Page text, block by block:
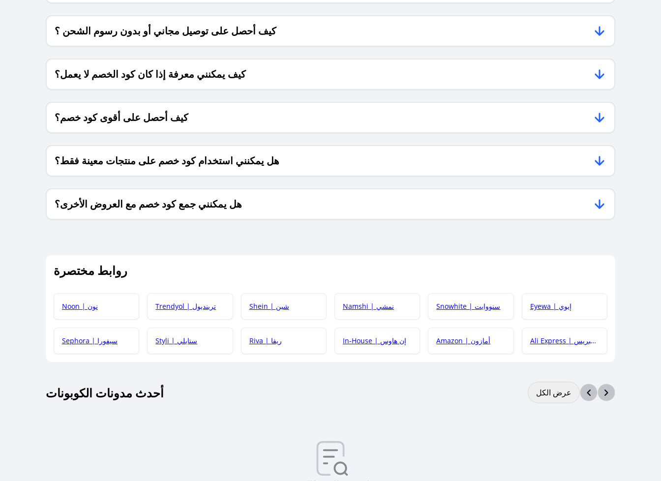
كيف أحصل على توصيل مجاني أو بدون رسوم الشحن ؟
كيف يمكنني معرفة إذا كان كود الخصم لا يعمل؟
كيف أحصل على أقوى كود خصم؟
هل يمكنني استخدام كود خصم على منتجات معينة فقط؟
هل يمكنني جمع كود خصم مع العروض الأخرى؟
روابط مختصرة
Noon | نون Trendyol | ترينديول Shein | شين Namshi | نمشي Snowhite | سنووايت Eyewa | إيوي
Sephora | سيفورا Styli | ستايلي Riva | ريفا In-House | إن هاوس Amazon | أمازون Ali Express | علي إكسبريس
أحدث مدونات الكوبونات عرض الكل